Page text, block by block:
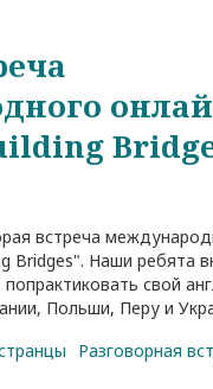
встреча
Bridges". Наши ребята
свой
Польши, Перу и
Разговорная